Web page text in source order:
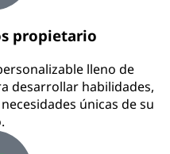
propietario
lleno de
desarrollar habilidades,
únicas de su